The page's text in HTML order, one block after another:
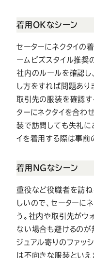
着用OKなシーン
セーターにネクタイの
ームビズスタイル推奨
社内のルールを確認し
し方をすれば問題あり
取引先の服装を確認す
ターにネクタイを合わ
装で訪問しても失礼に
イを着用する際は事前
着用NGなシーン
重役など役職者を訪
しいので、セーターに
う。社内や取引先がウ
ない場合も避けるのが
ジュアル寄りのファッ
は不向きな服装といえ